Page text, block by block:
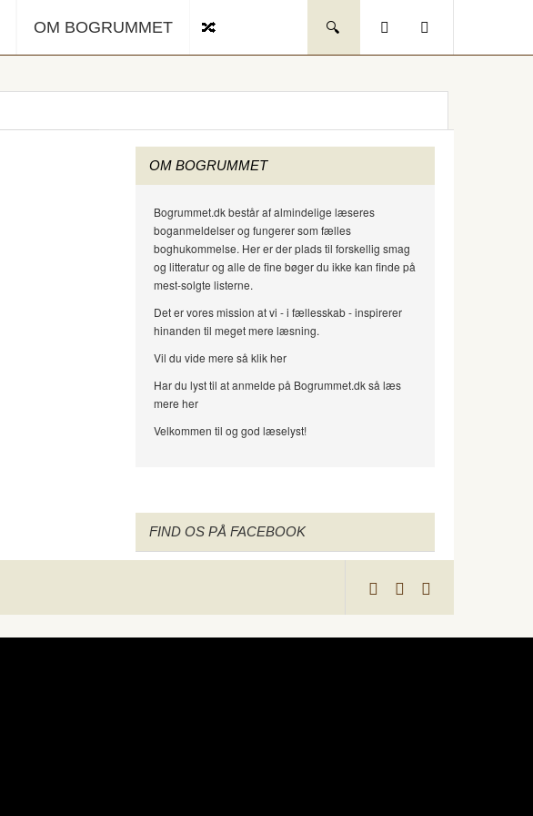
OM BOGRUMMET
OM BOGRUMMET
Bogrummet.dk består af almindelige læseres
boganmeldelser og fungerer som fælles
boghukommelse. Her er der plads til forskellig smag
og litteratur og alle de fine bøger du ikke kan finde på
mest-solgte listerne.
Det er vores mission at vi - i fællesskab - inspirerer
hinanden til meget mere læsning.
Vil du vide mere så klik her
Har du lyst til at anmelde på Bogrummet.dk så læs
mere her
Velkommen til og god læselyst!
FIND OS PÅ FACEBOOK